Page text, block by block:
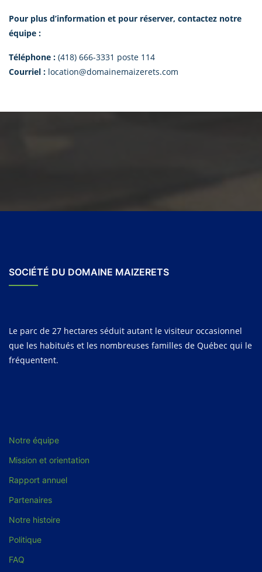
Pour plus d’information et pour réserver, contactez notre
équipe :
Téléphone : (418) 666-3331 poste 114
Courriel : location@domainemaizerets.com
SOCIÉTÉ DU DOMAINE MAIZERETS
Le parc de 27 hectares séduit autant le visiteur occasionnel
que les habitués et les nombreuses familles de Québec qui le
fréquentent.
Notre équipe
Mission et orientation
Rapport annuel
Partenaires
Notre histoire
Politique
FAQ